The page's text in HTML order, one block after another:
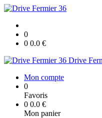
0
0 0.0 €
Drive
Mon compte
0
Favoris
0 0.0 €
Mon panier